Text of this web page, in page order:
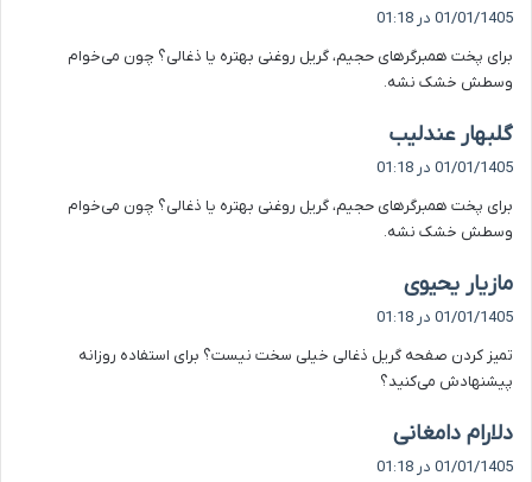
01/01/1405 در 01:18
برای پخت همبرگرهای حجیم، گریل روغنی بهتره یا ذغالی؟ چون می‌خوام
وسطش خشک نشه.
گلبهار عندلیب
ف
:
01/01/1405 در 01:18
برای پخت همبرگرهای حجیم، گریل روغنی بهتره یا ذغالی؟ چون می‌خوام
وسطش خشک نشه.
مازیار یحیوی
ف
01/01/1405 در 01:18
تمیز کردن صفحه گریل ذغالی خیلی سخت نیست؟ برای استفاده روزانه
پیشنهادش می‌کنید؟
دلارام دامغانی
ف
01/01/1405 در 01:18